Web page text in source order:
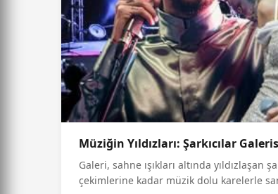
Müziğin Yıldızları: Şarkıcılar
Galeri, sahne ışıkları altında yıldızlaşan
çekimlerine kadar müzik dolu karelerle